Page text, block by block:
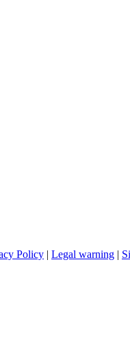
Policy | Legal warning |